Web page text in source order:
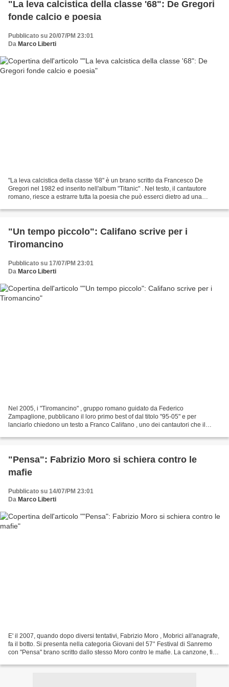
"La leva calcistica della classe '68": De Gregori
fonde calcio e poesia
Pubblicato su 20/07/PM 23:01
Da Marco Liberti
"La leva calcistica della classe '68" è un brano scritto da Francesco De
Gregori nel 1982 ed inserito nell'album "Titanic" . Nel testo, il cantautore
romano, riesce a estrarre tutta la poesia che può esserci dietro ad una
"Un tempo piccolo": Califano scrive per i
Tiromancino
Pubblicato su 17/07/PM 23:01
Da Marco Liberti
Nel 2005, i "Tiromancino" , gruppo romano guidato da Federico
Zampaglione, pubblicano il loro primo best of dal titolo "95-05" e per
lanciarlo chiedono un testo a Franco Califano , uno dei cantautori che il
"Pensa": Fabrizio Moro si schiera contro le
mafie
Pubblicato su 14/07/PM 23:01
Da Marco Liberti
E' il 2007, quando dopo diversi tentativi, Fabrizio Moro , Mobrici all'anagrafe,
fa il botto. Si presenta nella categoria Giovani del 57° Festival di Sanremo
con "Pensa" brano scritto dallo stesso Moro contro le mafie. La canzone, fin